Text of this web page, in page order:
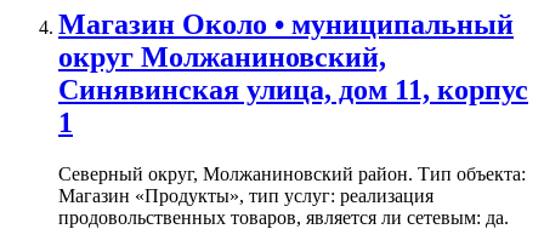
Магазин Около • муниципальный
округ Молжаниновский,
Синявинская улица, дом 11, корпус
1
Северный округ, Молжаниновский район. Тип объекта:
Магазин «Продукты», тип услуг: реализация
продовольственных товаров, является ли сетевым: да.